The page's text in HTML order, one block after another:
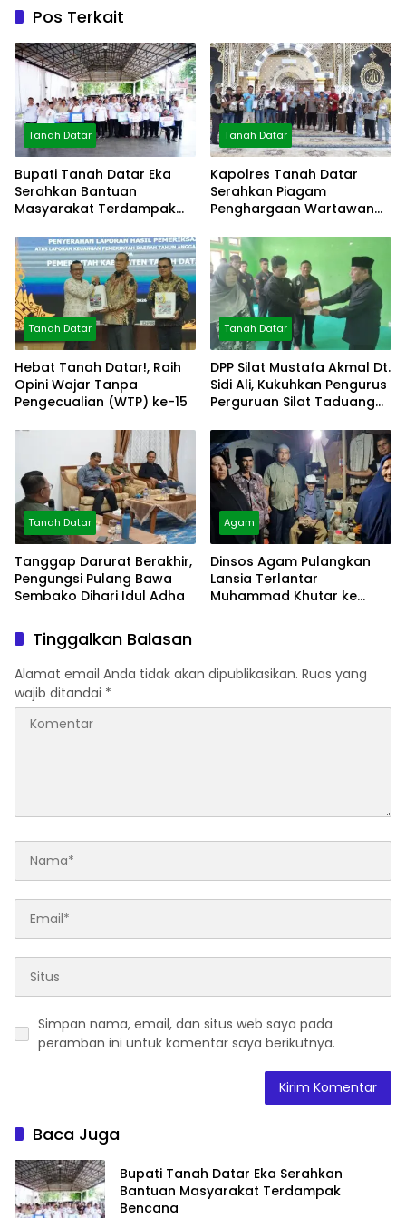
Pos Terkait
Tanah Datar
Bupati Tanah Datar Eka
Serahkan Bantuan
Masyarakat Terdampak
Tanah Datar
Kapolres Tanah Datar
Serahkan Piagam
Penghargaan Wartawan
Tanah Datar
Hebat Tanah Datar!, Raih
Opini Wajar Tanpa
Pengecualian (WTP) ke-15
Tanah Datar
DPP Silat Mustafa Akmal Dt.
Sidi Ali, Kukuhkan Pengurus
Perguruan Silat Taduang
Tanah Datar
Tanggap Darurat Berakhir,
Pengungsi Pulang Bawa
Sembako Dihari Idul Adha
Agam
Dinsos Agam Pulangkan
Lansia Terlantar
Muhammad Khutar ke
Tinggalkan Balasan
Alamat email Anda tidak akan dipublikasikan. Ruas yang
wajib ditandai *
Simpan nama, email, dan situs web saya pada
peramban ini untuk komentar saya berikutnya.
Baca Juga
Bupati Tanah Datar Eka Serahkan
Bantuan Masyarakat Terdampak
Bencana